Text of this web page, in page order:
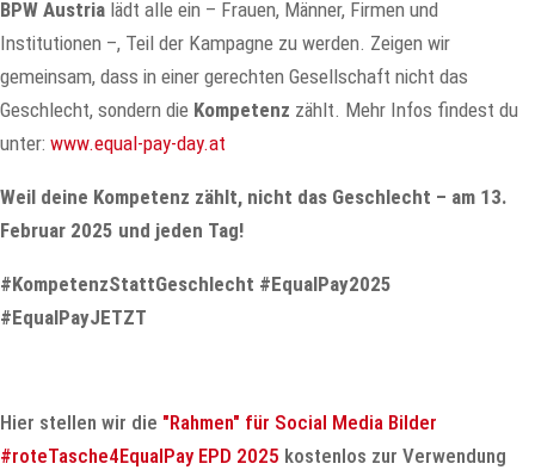
BPW Austria lädt alle ein – Frauen, Männer, Firmen und
Institutionen –, Teil der Kampagne zu werden. Zeigen wir
gemeinsam, dass in einer gerechten Gesellschaft nicht das
Geschlecht, sondern die Kompetenz zählt. Mehr Infos findest du
unter: www.equal-pay-day.at
Weil deine Kompetenz zählt, nicht das Geschlecht – am 13.
Februar 2025 und jeden Tag!
#KompetenzStattGeschlecht #EqualPay2025
#EqualPayJETZT
Hier stellen wir die "Rahmen" für Social Media Bilder
#roteTasche4EqualPay EPD 2025 kostenlos zur Verwendung